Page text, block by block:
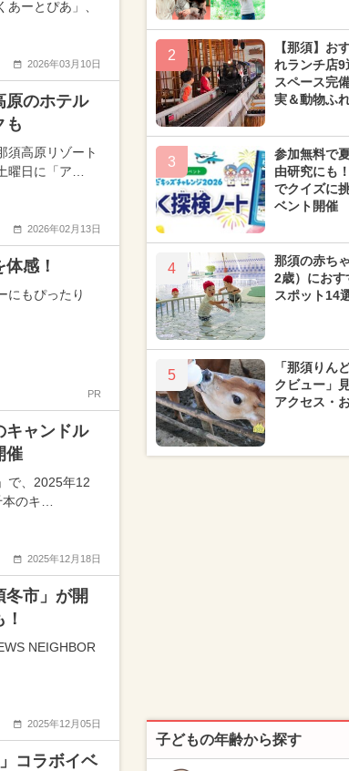
ーとぴあ」、
2026年03月10日
原のホテル
も
須高原リゾート
曜日に「ア…
2026年02月13日
感！
にもぴったり
PR
キャンドル
催
で、2025年12
のキ…
2025年12月18日
冬市」が開
NEIGHBOR
2025年12月05日
コラボイベ
2
【那須】お
れランチ店
スペース完
実＆動物ふ
3
参加無料で
由研究にも
でクイズに
ベント開催
4
那須の赤ち
2歳）におす
スポット14
5
「那須りん
クビュー」
アクセス・
子どもの年齢から探す